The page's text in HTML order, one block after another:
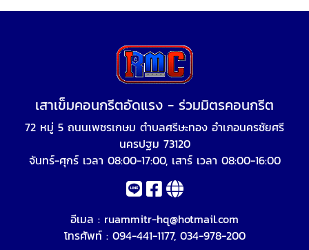
เสาเข็มคอนกรีตอัดแรง - ร่วมมิตรคอนกรีต
72 หมู่ 5 ถนนเพชรเกษม ตำบลศรีษะทอง อำเภอนครชัยศรี
นครปฐม 73120
จันทร์-ศุกร์ เวลา 08:00-17:00, เสาร์ เวลา 08:00-16:00
อีเมล : ruammitr-hq@hotmail.com
โทรศัพท์ : 094-441-1177, 034-978-200